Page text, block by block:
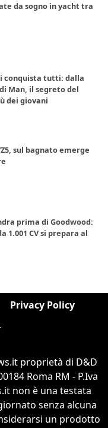
da sogno in yacht tra
conquista tutti: dalla
Man, il segreto del
dei giovani
sul bagnato emerge
prima di Goodwood:
1.001 CV si prepara al
Privacy Policy
proprietà di D&D
Roma RM - P.Iva
non è una testata
senza alcuna
un prodotto